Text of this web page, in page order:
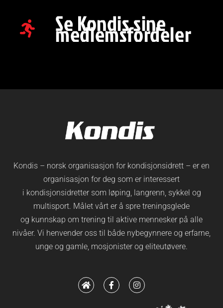
Se Kondis sine
medlemsfordeler
Kondis – norsk organisasjon for kondisjonsidrett – er en
organisasjon for deg som er interessert
i kondisjonsidretter som løping, langrenn, sykkel og
multisport. Målet vårt er å spre treningsglede
og kunnskap om trening til aktive mennesker på alle
nivåer. Vi henvender oss til både nybegynnere og erfarne,
unge og gamle, mosjonister og eliteutøvere.
H
o
m
F
a
c
I
n
s